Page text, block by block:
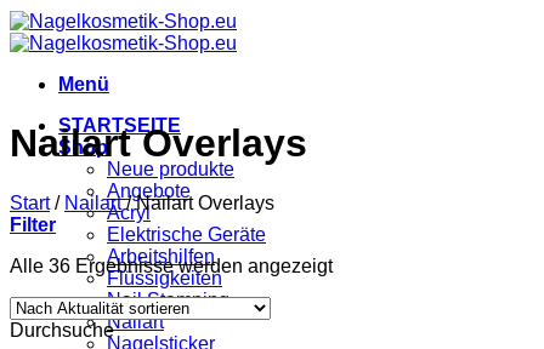
Menü
STARTSEITE
Shop
Neue produkte
Angebote
Acryl
Elektrische Geräte
Arbeitshilfen
Flüssigkeiten
Nail Stamping
Nailart
Nagelsticker
Nailart Overlays
Start / Nailart /Nailart Overlays
Filter
Alle 36 Ergebnisse werden angezeigtNach
Durchsuche